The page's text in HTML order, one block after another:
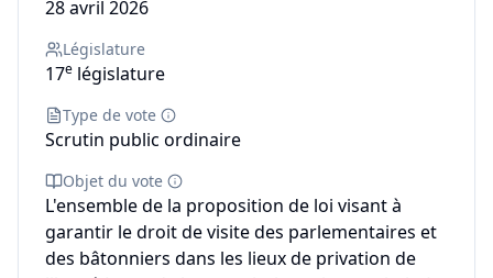
28 avril 2026
Législature
17e législature
Type de vote
Scrutin public ordinaire
Objet du vote
L'ensemble de la proposition de loi visant à
garantir le droit de visite des parlementaires et
des bâtonniers dans les lieux de privation de